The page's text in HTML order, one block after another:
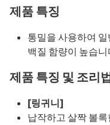
제품 특징
통밀을 사용하여
백질 함량이 높습니
제품 특징 및 조리
[링귀니]
납작하고 살짝 볼